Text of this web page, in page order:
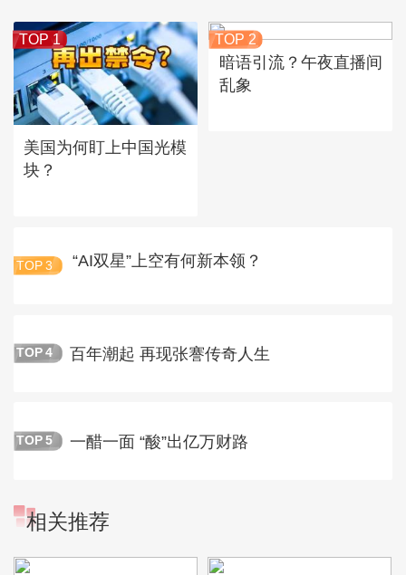
TOP 1
美国为何盯上中国光模
块？
TOP 2
暗语引流？午夜直播间
乱象
TOP 3 “AI双星”上空有何新本领？
TOP 4 百年潮起 再现张謇传奇人生
TOP 5 一醋一面 “酸”出亿万财路
相关推荐